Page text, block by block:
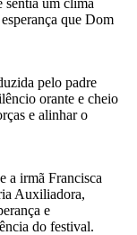
sentia um clima
que Dom
pelo padre
orante e cheio
e alinhar o
a irmã Francisca
Auxiliadora,
e
do festival.